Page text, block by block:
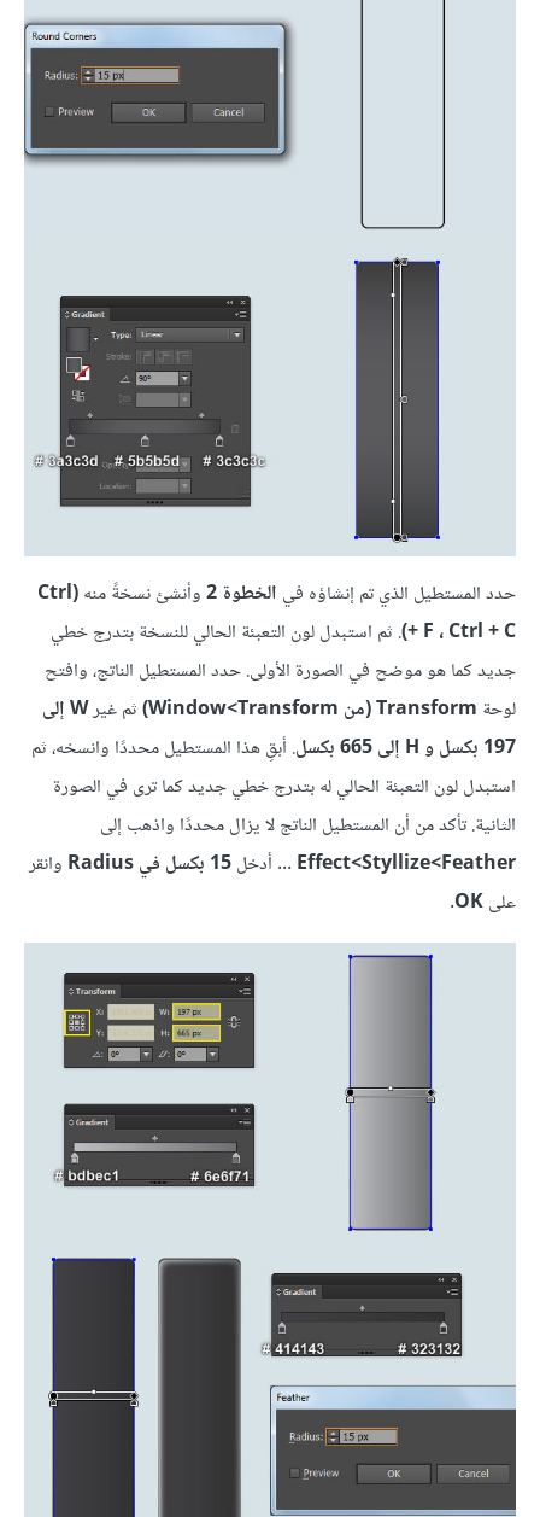
حدد المستطيل الذي تم إنشاؤه في الخطوة 2 وأنشئ نسخةً منه (Ctrl
+ F ، Ctrl + C). ثم استبدل لون التعبئة الحالي للنسخة بتدرج خطي
جديد كما هو موضح في الصورة الأولى. حدد المستطيل الناتج، وافتح
لوحة Transform (من Transform>‏Window) ثم غير
W إلى
197 بكسل و H إلى 665 بكسل
. أبقِ هذا المستطيل محددًا وانسخه، ثم
استبدل لون التعبئة الحالي له بتدرج خطي جديد كما ترى في الصورة
الثانية. تأكد من أن المستطيل الناتج لا يزال محددًا واذهب إلى
Feather‏>Styllize‏>Effect
... أدخل15 بكسل في Radius
وانقر
علىOK
.